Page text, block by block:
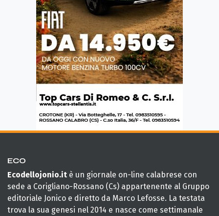
ECO
Ecodellojonio.it è un giornale on-line calabrese con
sede a Corigliano-Rossano (Cs) appartenente al Gruppo
editoriale Jonico e diretto da Marco Lefosse. La testata
trova la sua genesi nel 2014 e nasce come settimanale